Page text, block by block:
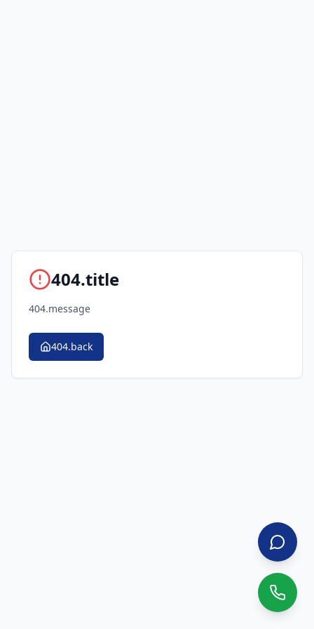
404.title
404.message
404.back